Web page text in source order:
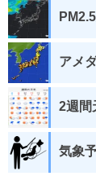
アメ
2週間
気象